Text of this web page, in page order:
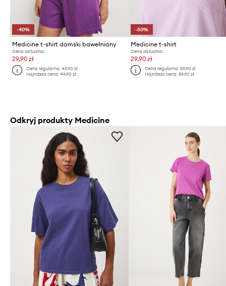
-40%
Medicine t-shirt damski bawełniany
Cena aktualna:
29,90 zł
Cena regularna:49,90 zł
Najniższa cena:49,90 zł
-50%
Medicine t-shirt
Cena aktualna:
29,90 zł
Cena regularna: 59,90 zł
Najniższa cena: 59,90 zł
Odkryj produkty Medicine